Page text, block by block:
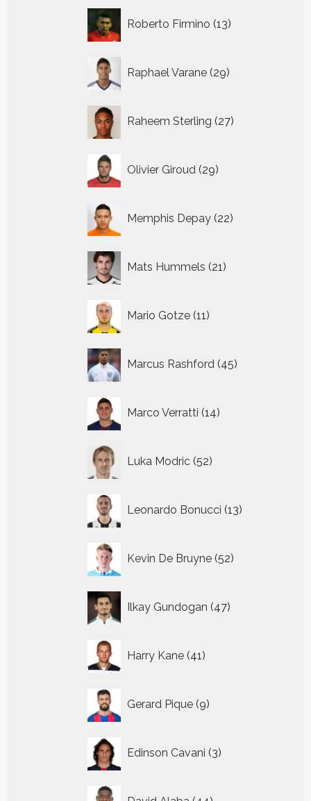
Roberto Firmino 13
producten
Raphael Varane 29
producten
Raheem Sterling 27
producten
Olivier Giroud 29
producten
Memphis Depay 22
producten
Mats Hummels 21
producten
Mario Gotze 11
producten
Marcus Rashford 45
producten
Marco Verratti 14
producten
Luka Modric 52
producten
Leonardo Bonucci 13
producten
Kevin De Bruyne 52
producten
Ilkay Gundogan 47
producten
Harry Kane 41
producten
Gerard Pique 9
producten
Edinson Cavani 3
producten